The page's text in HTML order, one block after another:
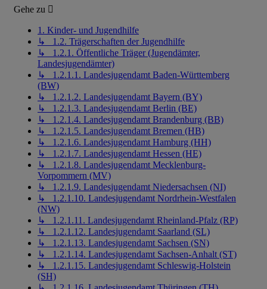
Gehe zu
1. Kinder- und Jugendhilfe
↳ 1.2. Trägerschaften der Jugendhilfe
↳ 1.2.1. Öffentliche Träger (Jugendämter,
Landesjugendämter)
↳ 1.2.1.1. Landesjugendamt Baden-Württemberg
(BW)
↳ 1.2.1.2. Landesjugendamt Bayern (BY)
↳ 1.2.1.3. Landesjugendamt Berlin (BE)
↳ 1.2.1.4. Landesjugendamt Brandenburg (BB)
↳ 1.2.1.5. Landesjugendamt Bremen (HB)
↳ 1.2.1.6. Landesjugendamt Hamburg (HH)
↳ 1.2.1.7. Landesjugendamt Hessen (HE)
↳ 1.2.1.8. Landesjugendamt Mecklenburg-
Vorpommern (MV)
↳ 1.2.1.9. Landesjugendamt Niedersachsen (NI)
↳ 1.2.1.10. Landesjugendamt Nordrhein-Westfalen
(NW)
↳ 1.2.1.11. Landesjugendamt Rheinland-Pfalz (RP)
↳ 1.2.1.12. Landesjugendamt Saarland (SL)
↳ 1.2.1.13. Landesjugendamt Sachsen (SN)
↳ 1.2.1.14. Landesjugendamt Sachsen-Anhalt (ST)
↳ 1.2.1.15. Landesjugendamt Schleswig-Holstein
(SH)